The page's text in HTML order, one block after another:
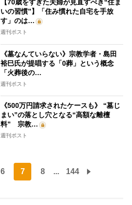
【70歳をすぎた夫婦が見直すべき“住ま
いの習慣”】「住み慣れた自宅を手放
す」のは…
週刊ポスト
《墓なんていらない》宗教学者・島田
裕巳氏が提唱する「0葬」という概念
「火葬後の…
週刊ポスト
《500万円請求されたケースも》 “墓じ
まい”の落とし穴となる“高額な離檀
料” 宗教…
週刊ポスト
6 7 8 ... 144